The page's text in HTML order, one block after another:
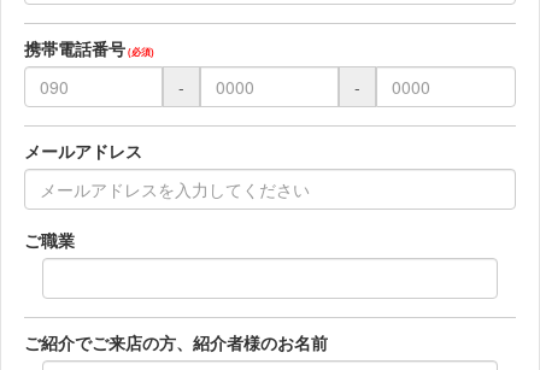
携帯電話番号(必須)
- -
メールアドレス
ご職業
ご紹介でご来店の方、紹介者様のお名前